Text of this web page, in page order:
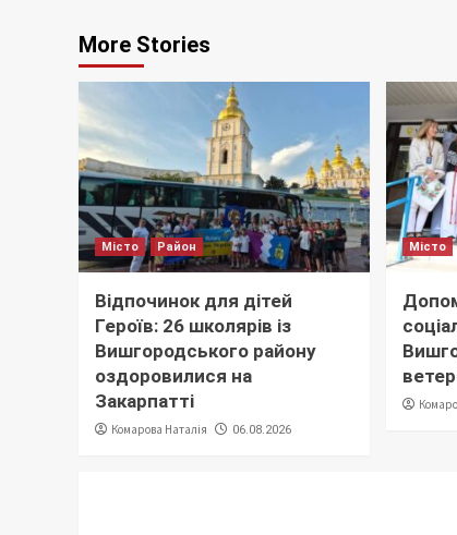
More Stories
Місто Район
Відпочинок для дітей
Героїв: 26 школярів із
Вишгородського району
оздоровилися на
Закарпатті
Комарова Наталія 06.08.2026
Місто